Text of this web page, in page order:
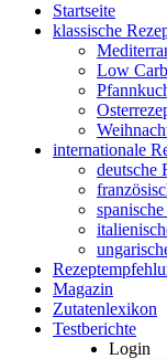
Startseite
klassische
Low
internationale
deutsche
Magazin
Zutatenlexikon
Testberichte
Login